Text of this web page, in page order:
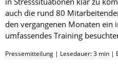
auch die rund 80
den vergangenen Monaten ein
umfassendes Training
Pressemitteilung | Lesedauer:3 min |